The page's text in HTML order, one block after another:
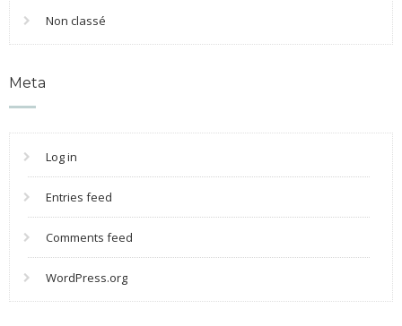
Non classé
Meta
Log in
Entries feed
Comments feed
WordPress.org